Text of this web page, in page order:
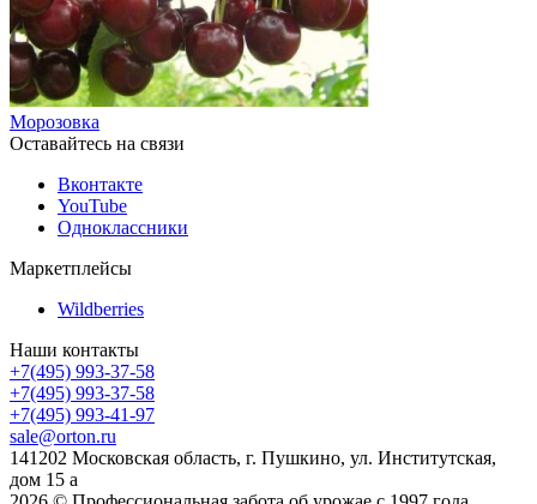
Морозовка
Оставайтесь на связи
Вконтакте
YouTube
Одноклассники
Маркетплейсы
Wildberries
Наши контакты
+7(495) 993-37-58
+7(495) 993-37-58
+7(495) 993-41-97
sale@orton.ru
141202 Московская область, г. Пушкино, ул. Институтская,
дом 15 а